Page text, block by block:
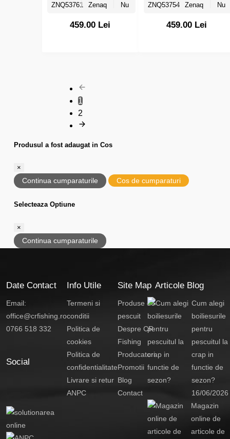
ZNQ53761 Zenaq Nu
459.00 Lei
ZNQ53754 Zenaq Nu
459.00 Lei
1
2
Produsul a fost adaugat in Cos
×
Continua cumparaturile Cos de cumparaturi
Selecteaza Optiune
×
Continua cumparaturile
Date Contact
Email:
office@crfishing.ro
0766 518 332
Social
Info Utile
Termeni si
conditii
Politica de
cookies
Politica de
confidentialitate
Livrare si retur
ANPC
Site Map
Produse de
pescuit
Despre CR
Fishing
Producatori
Promotii
Blog
Contact
Articole Blog
Cum alegi
boiliesurile
pentru
pescuitul la
crap in
functie de
sezon?
16/06/2026
Magazin
online de
articole de